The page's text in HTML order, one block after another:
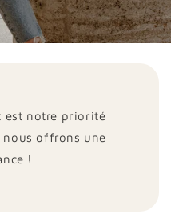
est notre priorité
nous offrons une
!